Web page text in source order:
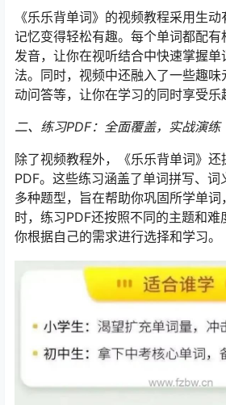
《乐乐背单词》的视频教程采用生
记忆变得轻松有趣。每个单词都配有
发音，让你在视听结合中快速掌握单
法。同时，视频中还融入了一些趣
动问答等，让你在学习的同时享受乐
二、练习PDF：全面覆盖，实战演练
除了视频教程外，《乐乐背单词》
PDF。这些练习涵盖了单词拼写、
多种题型，旨在帮助你巩固所学单词
时，练习PDF还按照不同的主题和
你根据自己的需求进行选择和学习。